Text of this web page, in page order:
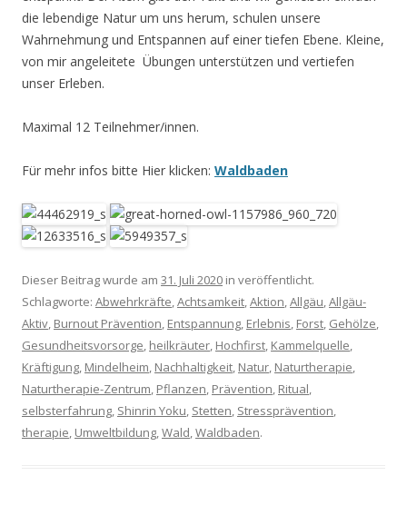
die lebendige Natur um uns herum, schulen unsere
Wahrnehmung und Entspannen auf einer tiefen Ebene. Kleine,
von mir angeleitete Übungen unterstützen und vertiefen
unser Erleben.
Maximal 12 Teilnehmer/innen.
Für mehr infos bitte Hier klicken: Waldbaden
Dieser Beitrag wurde am 31. Juli 2020 in veröffentlicht.
Schlagworte: Abwehrkräfte,Achtsamkeit,Aktion,Allgäu,Allgäu-
Aktiv, Burnout Prävention, Entspannung, Erlebnis, Forst, Gehölze,
Gesundheitsvorsorge, heilkräuter, Hochfirst, Kammelquelle,
Kräftigung, Mindelheim, Nachhaltigkeit, Natur, Naturtherapie,
Naturtherapie-Zentrum, Pflanzen, Prävention, Ritual,
selbsterfahrung, Shinrin Yoku, Stetten, Stressprävention,
therapie, Umweltbildung,Wald,Waldbaden.